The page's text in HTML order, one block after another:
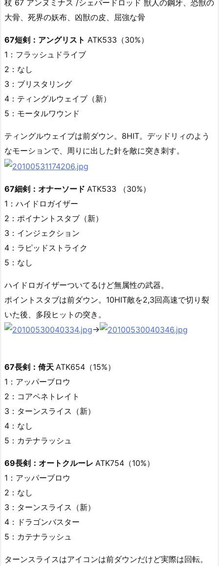
杖 67 アンヌミナス /シェパードロッド 獣人の鋼牙、恐獣の
大骨、死界の妖布、凶獣の皮、屈強な骨
67短剣：アングリスト ATK533（30%）
1：フラッシュドライブ
2：なし
3：ブリスタリング
4：ティングルウェイブ（新）
5：モータルワウンド
ティングルウェイブは前ダウン。8HIT。デッドリィのよう
なモーションで、周りに出した針を敵に突き刺す。
67細剣：オナーソード ATK533 （30%）
1：ハイドロガイザー
2：ポイナントスタブ（新）
3：インジェクション
4：ラピッドストライク
5：なし
ハイドロガイザーついてるけど無属性の武器。
ポイントスタブは前ダウン。10HIT敵を2,3回高速で切り裂
いた後、多段ヒットの突き。
→
67長剣：倚天 ATK654（15%）
1：アッパーブロウ
2：コアペネトレイト
3：ターンスライス（新）
4：なし
5：カテナラッシュ
69長剣：オートクルーレ ATK754（10%）
1：アッパーブロウ
2：なし
3：ターンスライス（新）
4：ドラゴンバスター
5：カテナラッシュ
ターンスライスはアイコンは前ダウンだけど実際は回転。